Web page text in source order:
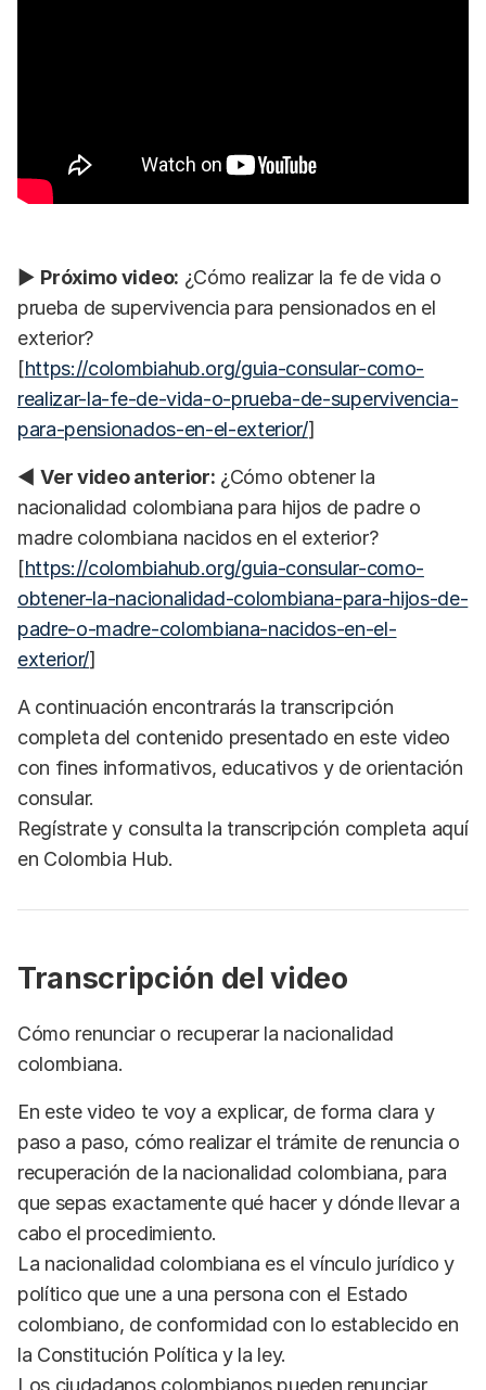
▶ Próximo video: ¿Cómo realizar la fe de vida o
prueba de supervivencia para pensionados en el
exterior?
[https://colombiahub.org/guia-consular-como-
realizar-la-fe-de-vida-o-prueba-de-supervivencia-
para-pensionados-en-el-exterior/]
◀Ver video anterior: ¿Cómo obtener la
nacionalidad colombiana para hijos de padre o
madre colombiana nacidos en el exterior?
[https://colombiahub.org/guia-consular-como-
obtener-la-nacionalidad-colombiana-para-hijos-de-
padre-o-madre-colombiana-nacidos-en-el-
exterior/]
A continuación encontrarás la transcripción
completa del contenido presentado en este video
con fines informativos, educativos y de orientación
consular.
Regístrate y consulta la transcripción completa aquí
en Colombia Hub.
Transcripción del video
Cómo renunciar o recuperar la nacionalidad
colombiana.
En este video te voy a explicar, de forma clara y
paso a paso, cómo realizar el trámite de renuncia o
recuperación de la nacionalidad colombiana, para
que sepas exactamente qué hacer y dónde llevar a
cabo el procedimiento.
La nacionalidad colombiana es el vínculo jurídico y
político que une a una persona con el Estado
colombiano, de conformidad con lo establecido en
la Constitución Política y la ley.
Los ciudadanos colombianos pueden renunciar